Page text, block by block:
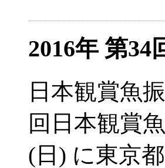
2016年 第
日本観賞魚
回日本観賞
(日) に東京